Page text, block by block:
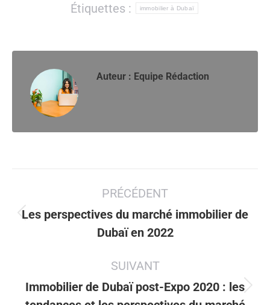
Étiquettes :
immobilier à Dubaï
Auteur : Equipe Rédaction
article
PRÉCÉDENT
Article
précédent
Les perspectives du marché immobilier de
Dubaï en 2022
SUIVANT
Article
Immobilier de Dubaï post-Expo 2020 : les